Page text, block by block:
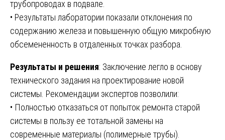
трубопроводах в подвале.
• Результаты лаборатории показали отклонения по
содержанию железа и повышенную общую микробную
обсемененность в отдаленных точках разбора.
Результаты и решения: Заключение легло в основу
технического задания на проектирование новой
системы. Рекомендации экспертов позволили:
• Полностью отказаться от попыток ремонта старой
системы в пользу ее тотальной замены на
современные материалы (полимерные трубы).